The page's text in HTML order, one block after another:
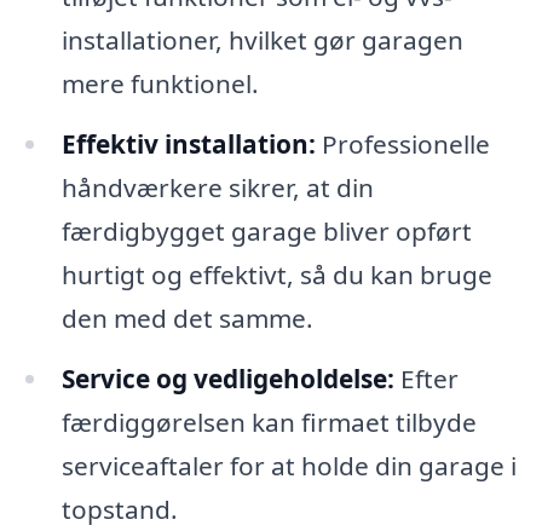
installationer, hvilket gør garagen
mere funktionel.
Effektiv installation: Professionelle
håndværkere sikrer, at din
færdigbygget garage bliver opført
hurtigt og effektivt, så du kan bruge
den med det samme.
Service og vedligeholdelse: Efter
færdiggørelsen kan firmaet tilbyde
serviceaftaler for at holde din garage i
topstand.